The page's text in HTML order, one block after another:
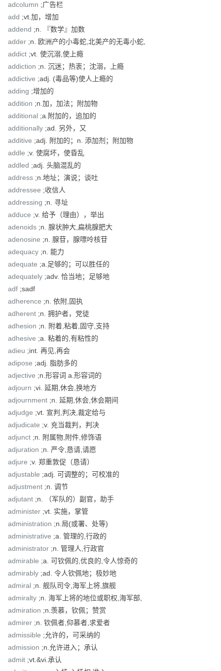
adcolumn ;广告栏
add ;vt.加，增加
addend ;n. 『数学』加数
adder ;n. 欧洲产的小毒蛇,北美产的无毒小蛇,
addict ;vt. 使沉溺,使上瘾
addiction ;n. 沉迷；热衷；沈溺，上瘾
addictive ;adj. (毒品等)使人上瘾的
adding ;增加的
addition ;n.加，加法；附加物
additional ;a.附加的，追加的
additionally ;ad. 另外，又
additive ;adj. 附加的；n. 添加剂；附加物
addle ;v. 使腐坏，使昏乱
addled ;adj. 头脑混乱的
address ;n.地址；演说；谈吐
addressee ;收信人
addressing ;n. 寻址
adduce ;v. 给予（理由），举出
adenoids ;n. 腺状肿大,扁桃腺肥大
adenosine ;n. 腺苷，腺嘌呤核苷
adequacy ;n. 能力
adequate ;a.足够的；可以胜任的
adequately ;adv. 恰当地；足够地
adf ;sadf
adherence ;n. 依附,固执
adherent ;n. 拥护者，党徒
adhesion ;n. 附着,粘着,固守,支持
adhesive ;a. 粘着的,有粘性的
adieu ;int. 再见,再会
adipose ;adj. 脂肪多的
adjective ;n.形容词 a.形容词的
adjourn ;vi. 延期,休会,换地方
adjournment ;n. 延期,休会,休会期间
adjudge ;vt. 宣判,判决,裁定给与
adjudicate ;v. 充当裁判，判决
adjunct ;n. 附属物,附件,修饰语
adjuration ;n. 严令,恳请,请愿
adjure ;v. 郑重敦促（恳请）
adjustable ;adj. 可调整的；可校准的
adjustment ;n. 调节
adjutant ;n. （军队的）副官，助手
administer ;vt. 实施，掌管
administration ;n.局(或署、处等)
administrative ;a. 管理的,行政的
administrator ;n. 管理人,行政官
admirable ;a. 可钦佩的,优良的,令人惊奇的
admirably ;ad. 令人钦佩地；极妙地
admiral ;n. 舰队司令,海军上将,旗舰
admiralty ;n. 海军上将的地位或职权,海军部,
admiration ;n.羡慕，钦佩；赞赏
admirer ;n. 钦佩者,仰慕者,求爱者
admissible ;允许的，可采纳的
admission ;n.允许进入；承认
admit ;vt.&vi.承认